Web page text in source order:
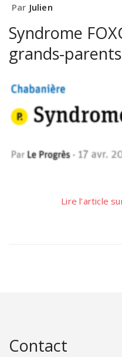
Par Julien
Syndrome
grands-parents
Lire l’article
Contact